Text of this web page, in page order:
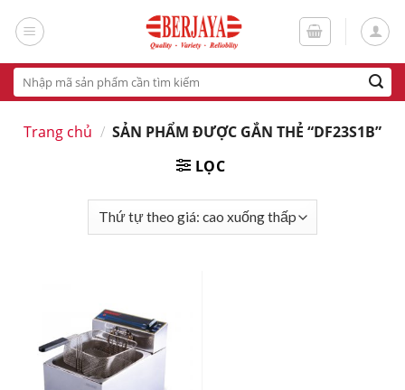
Tìm
kiếm:
Trang chủ / SẢN PHẨM ĐƯỢC GẮN THẺ “DF23S1B”
LỌC